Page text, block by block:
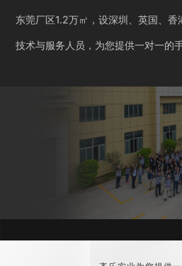
东莞厂区1.2万㎡，设深圳、英国、
技术与服务人员，为您提供一对一的